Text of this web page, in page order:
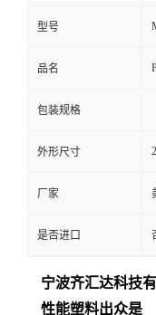
型号
品名
包装规格
外形尺寸
厂家
是否进口
宁波齐汇达科技
性能塑料出众是